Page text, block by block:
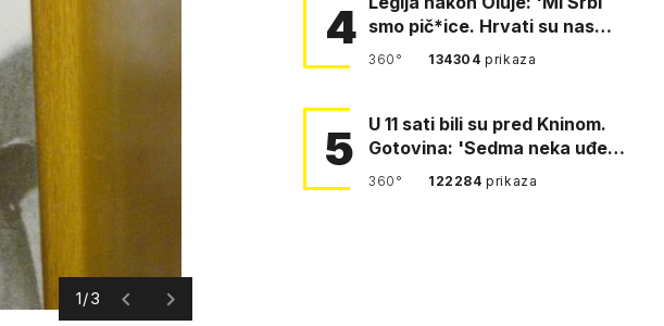
1/3
4 smo pič*ice. Hrvati su nas
pomeli!'
360° 134304prikaza
5
U 11 sati bili su pred Kninom.
Gotovina: 'Sedma neka uđe,
4. gardijska neka g…
360° 122284prikaza